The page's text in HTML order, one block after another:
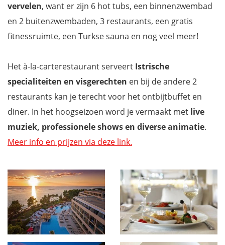
vervelen, want er zijn 6 hot tubs, een binnenzwembad
en 2 buitenzwembaden, 3 restaurants, een gratis
fitnessruimte, een Turkse sauna en nog veel meer!
Het à-la-carterestaurant serveert Istrische
specialiteiten en visgerechten en bij de andere 2
restaurants kan je terecht voor het ontbijtbuffet en
diner. In het hoogseizoen word je vermaakt met live
muziek, professionele shows en diverse animatie.
Meer info en prijzen via deze link.